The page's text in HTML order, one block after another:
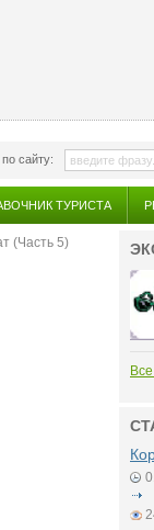
сайту:
ТУРИСТА
(Часть 5)